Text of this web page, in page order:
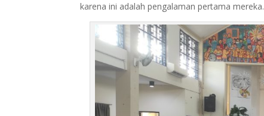
karena ini adalah pengalaman pertama mereka.